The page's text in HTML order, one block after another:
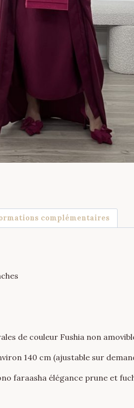
complémentaires
de couleur Fushia non
140 cm (ajustable sur
faraasha élégance prune et